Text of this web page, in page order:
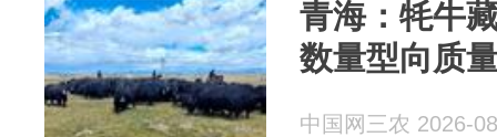
青海：牦牛
数量型向质
中国网三农 2026-